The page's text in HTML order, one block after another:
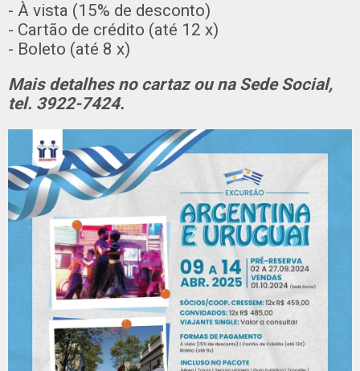
- À vista (15% de desconto)
- Cartão de crédito (até 12 x)
- Boleto (até 8 x)
Mais detalhes no cartaz ou na Sede Social,
tel. 3922-7424.